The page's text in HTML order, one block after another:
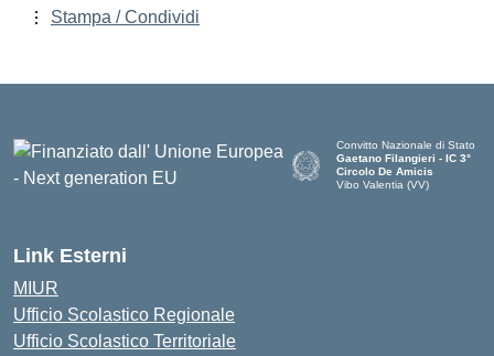
Stampa / Condividi
Convitto Nazionale di Stato
Gaetano Filangieri - IC 3°
Circolo De Amicis
Vibo Valentia (VV)
Link Esterni
MIUR
Ufficio Scolastico Regionale
Ufficio Scolastico Territoriale